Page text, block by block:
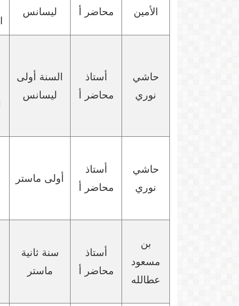
الأمين
محاضر أ
ليسانس
حاشي
نوري
أستاذ
محاضر أ
السنة أولى
ليسانس
حاشي
نوري
أستاذ
محاضر أ
أولى ماستر
بن
مسعود
عطالله
أستاذ
محاضر أ
سنة ثانية
ماستر